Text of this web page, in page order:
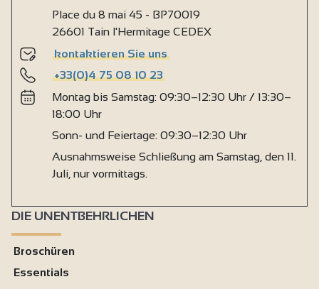
Place du 8 mai 45 - BP70019
26601 Tain l'Hermitage CEDEX
kontaktieren Sie uns
+33(0)4 75 08 10 23
Montag bis Samstag: 09:30–12:30 Uhr / 13:30–
18:00 Uhr
Sonn- und Feiertage: 09:30–12:30 Uhr
Ausnahmsweise Schließung am Samstag, den 11.
Juli, nur vormittags.
DIE UNENTBEHRLICHEN
Broschüren
Essentials